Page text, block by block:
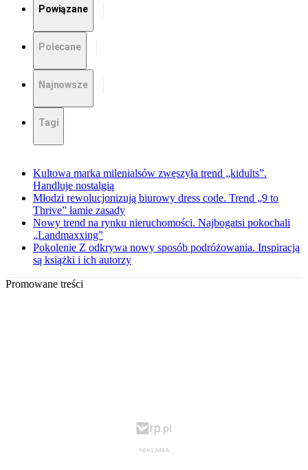
Powiązane
Polecane
Najnowsze
Tagi
Kultowa marka milenialsów zwęszyła trend „kidults”.
Handluje nostalgią
Młodzi rewolucjonizują biurowy dress code. Trend „9 to
Thrive” łamie zasady
Nowy trend na rynku nieruchomości. Najbogatsi pokochali
„Landmaxxing”
Pokolenie Z odkrywa nowy sposób podróżowania. Inspiracją
są książki i ich autorzy
Promowane treści